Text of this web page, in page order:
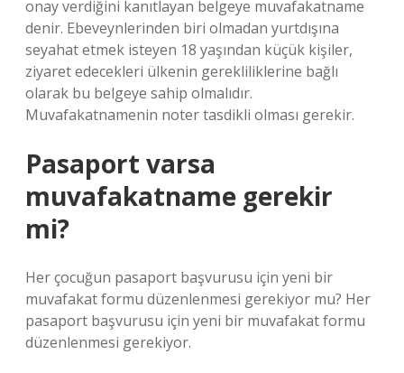
onay verdiğini kanıtlayan belgeye muvafakatname
denir. Ebeveynlerinden biri olmadan yurtdışına
seyahat etmek isteyen 18 yaşından küçük kişiler,
ziyaret edecekleri ülkenin gerekliliklerine bağlı
olarak bu belgeye sahip olmalıdır.
Muvafakatnamenin noter tasdikli olması gerekir.
Pasaport varsa
muvafakatname gerekir
mi?
Her çocuğun pasaport başvurusu için yeni bir
muvafakat formu düzenlenmesi gerekiyor mu? Her
pasaport başvurusu için yeni bir muvafakat formu
düzenlenmesi gerekiyor.